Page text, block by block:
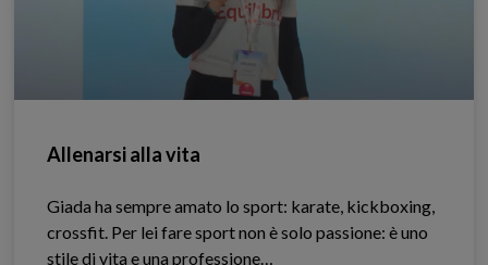
Allenarsi alla vita
Giada ha sempre amato lo sport: karate, kickboxing,
crossfit. Per lei fare sport non è solo passione: è uno
stile di vita e una professione…